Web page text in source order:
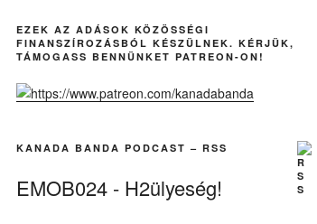
EZEK AZ ADÁSOK KÖZÖSSÉGI
FINANSZÍROZÁSBÓL KÉSZÜLNEK. KÉRJÜK,
TÁMOGASS BENNÜNKET PATREON-ON!
KANADA BANDA PODCAST – RSS
EMOB024 - H2ülyeség!